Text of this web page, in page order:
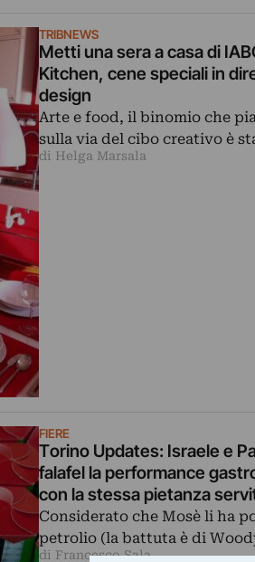
TRIBNEWS
Metti una sera a casa di
Kitchen, cene speciali in
design
Arte e food, il binomio che
sulla via del cibo creativo è
di Helga Marsala
FIERE
Torino Updates: Israele e
falafel la performance
con la stessa pietanza
spunta?
Considerato che Mosè li ha
petrolio (la battuta è di
di Francesco Sala